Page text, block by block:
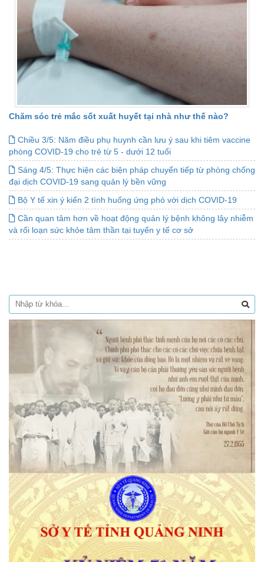
Chăm sóc trẻ mắc sốt xuất huyết tại nhà như thế nào?
Chiều 3/5: Năm điều phụ huynh cần lưu ý sau khi tiêm vaccine
phòng COVID-19 cho trẻ từ 5 - dưới 12 tuổi
Sáng 4/5: Thực hiện các biện pháp chuyển tiếp từ phòng chống
đại dịch COVID-19 sang quản lý bền vững
Bộ Y tế xin ý kiến 2 tình huống ứng phó với dịch COVID-19
Cần quan tâm hơn về hoạt động quản lý bệnh không lây nhiễm
và rối loạn sức khỏe tâm thần tại tuyến y tế cơ sở